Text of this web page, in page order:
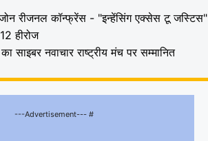
जोन रीजनल कॉन्फ्रेंस - "इन्हेंसिंग एक्सेस टू जस्टिस"
हीरोज
साइबर नवाचार राष्ट्रीय मंच पर सम्मानित
---Advertisement--- #